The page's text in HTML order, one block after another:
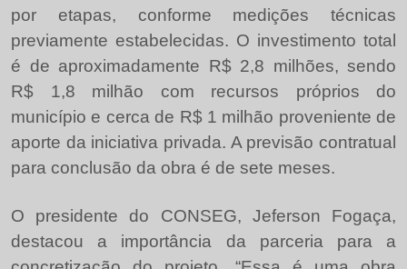
por etapas, conforme medições técnicas
previamente estabelecidas. O investimento total
é de aproximadamente R$ 2,8 milhões, sendo
R$ 1,8 milhão com recursos próprios do
município e cerca de R$ 1 milhão proveniente de
aporte da iniciativa privada. A previsão contratual
para conclusão da obra é de sete meses.
O presidente do CONSEG, Jeferson Fogaça,
destacou a importância da parceria para a